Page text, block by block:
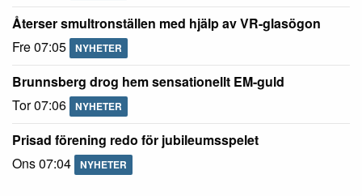
Återser smultronställen med hjälp av VR-glasögon
Fre 07:05
NYHETER
Brunnsberg drog hem sensationellt EM-guld
Tor 07:06
NYHETER
Prisad förening redo för jubileumsspelet
Ons 07:04
NYHETER